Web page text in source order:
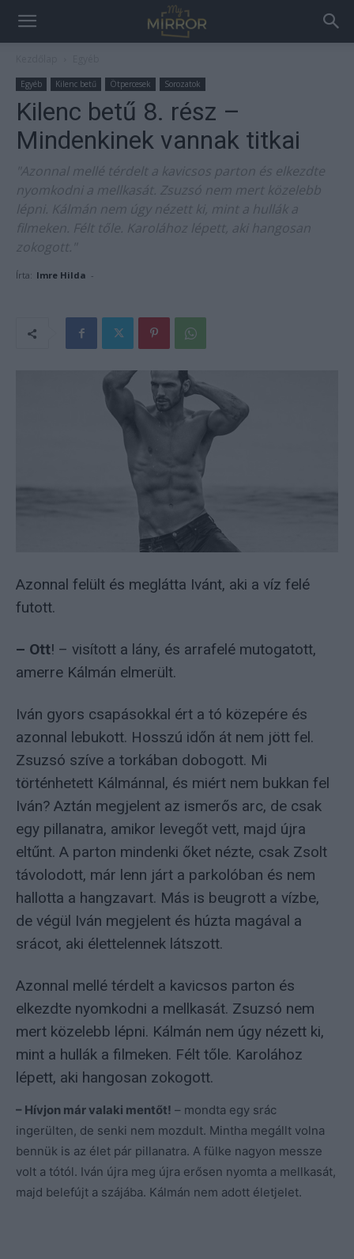
Egyéb Kilenc betű Ötpercesek Sorozatok
Kilenc betű 8. rész –
Mindenkinek vannak titkai
"Azonnal mellé térdelt a kavicsos parton és elkezdte
nyomkodni a mellkasát. Zsuzsó nem mert közelebb
lépni. Kálmán nem úgy nézett ki, mint a hullák a
filmeken. Félt tőle. Karolához lépett, aki hangosan
zokogott."
Írta: Imre Hilda -
Azonnal felült és meglátta Ivánt, aki a víz felé
futott.
– Ott! – visított a lány, és arrafelé mutogatott,
amerre Kálmán elmerült.
Iván gyors csapásokkal ért a tó közepére és
azonnal lebukott. Hosszú időn át nem jött fel.
Zsuzsó szíve a torkában dobogott. Mi
történhetett Kálmánnal, és miért nem bukkan fel
Iván? Aztán megjelent az ismerős arc, de csak
egy pillanatra, amikor levegőt vett, majd újra
eltűnt. A parton mindenki őket nézte, csak Zsolt
távolodott, már lenn járt a parkolóban és nem
hallotta a hangzavart. Más is beugrott a vízbe,
de végül Iván megjelent és húzta magával a
srácot, aki élettelennek látszott.
Azonnal mellé térdelt a kavicsos parton és
elkezdte nyomkodni a mellkasát. Zsuzsó nem
mert közelebb lépni. Kálmán nem úgy nézett ki,
mint a hullák a filmeken. Félt tőle. Karolához
lépett, aki hangosan zokogott.
– Hívjon már valaki mentőt! – mondta egy srác
ingerülten, de senki nem mozdult. Mintha megállt volna
bennük is az élet pár pillanatra. A fülke nagyon messze
volt a tótól. Iván újra meg újra erősen nyomta a mellkasát,
majd belefújt a szájába. Kálmán nem adott életjelet.